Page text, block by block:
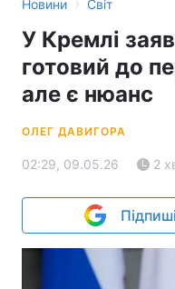
Новини Світ
У Кремлі
готовий до
але є нюанс
ОЛЕГ ДАВИГОРА
02:29, 09.05.26 2